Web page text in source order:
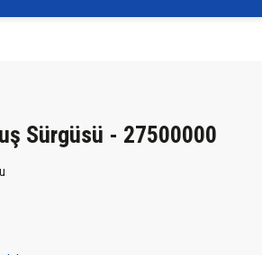
Sürgüsü - 27500000